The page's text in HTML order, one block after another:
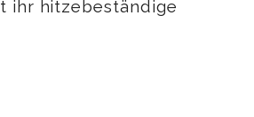
ihr hitzebeständige